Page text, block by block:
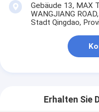
Gebäude 13, MAX
WANGJIANG
Stadt Qingdao,
Erhalten Sie